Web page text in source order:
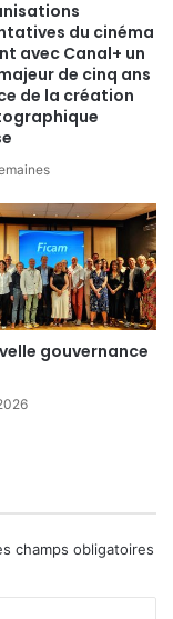
du cinéma
avec Canal+ un
de cinq ans
de la création
gouvernance
champs obligatoires